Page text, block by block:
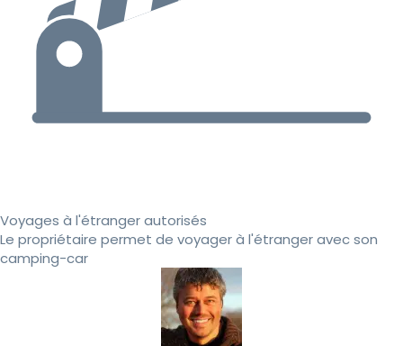
Voyages à l'étranger autorisés
Le propriétaire permet de voyager à l'étranger avec son
camping-car